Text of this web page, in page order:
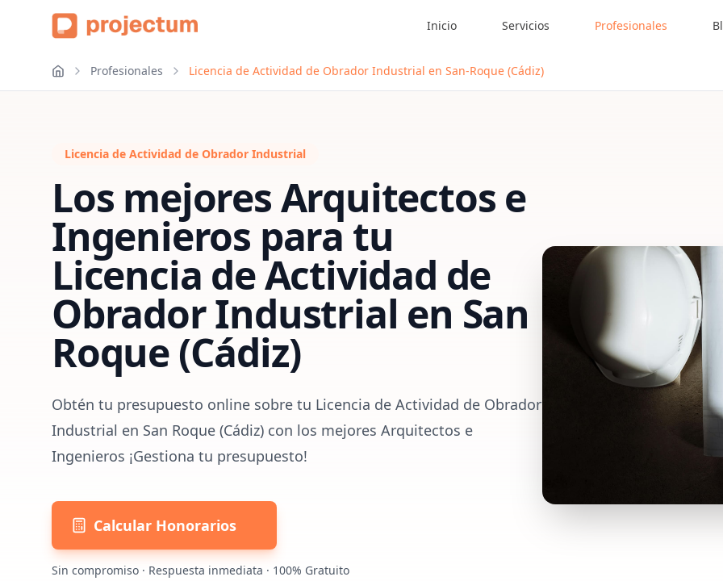
Inicio Servicios Profesionales
Profesionales Licencia de Actividad de Obrador Industrial en San-Roque (Cádiz)
Licencia de Actividad de Obrador Industrial
Los mejores Arquitectos e
Ingenieros para tu
Licencia de Actividad de
Obrador Industrial en San
Roque (Cádiz)
Obtén tu presupuesto online sobre tu Licencia de Actividad de Obrador
Industrial en San Roque (Cádiz) con los mejores Arquitectos e
Ingenieros ¡Gestiona tu presupuesto!
Calcular Honorarios
Sin compromiso · Respuesta inmediata · 100% Gratuito